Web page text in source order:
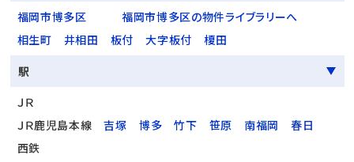
福岡市博多区
福岡市博多区の物件ライブラリーへ
相生町
井相田 板付 大字板付
榎田
駅
ＪＲ
ＪＲ鹿児島本線
吉塚 博多 竹下 笹原 南福岡
春日
西鉄